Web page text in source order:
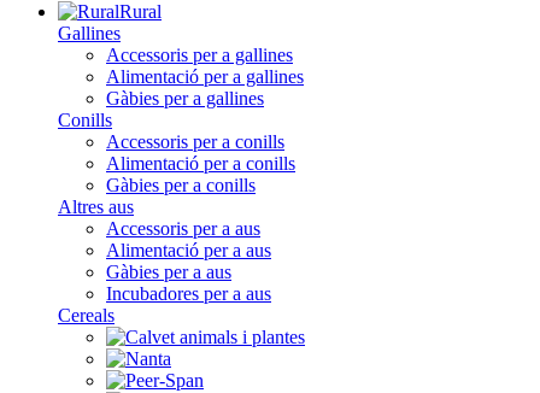
Rural
Gallines
Accessoris per a gallines
Alimentació per a gallines
Gàbies per a gallines
Conills
Accessoris per a conills
Alimentació per a conills
Gàbies per a conills
Altres aus
Accessoris per a aus
Alimentació per a aus
Gàbies per a aus
Incubadores per a aus
Cereals